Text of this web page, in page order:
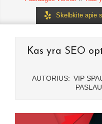
Skelbkite apie
Kas yra SEO
AUTORIUS: VIP